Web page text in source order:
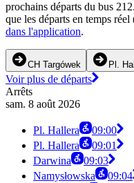
prochains départs du bus
que les départs en temps
dans l'application.
CH Targówek Pl.
Voir plus de départs
Arrêts
sam. 8 août 2026
Pl. Hallera
09:00
Pl. Hallera
09:01
Darwina
09:03
Namysłowska
09:04